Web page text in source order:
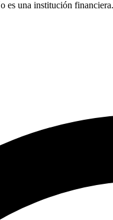
una institución